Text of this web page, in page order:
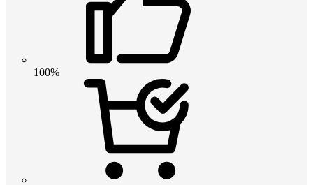
100%